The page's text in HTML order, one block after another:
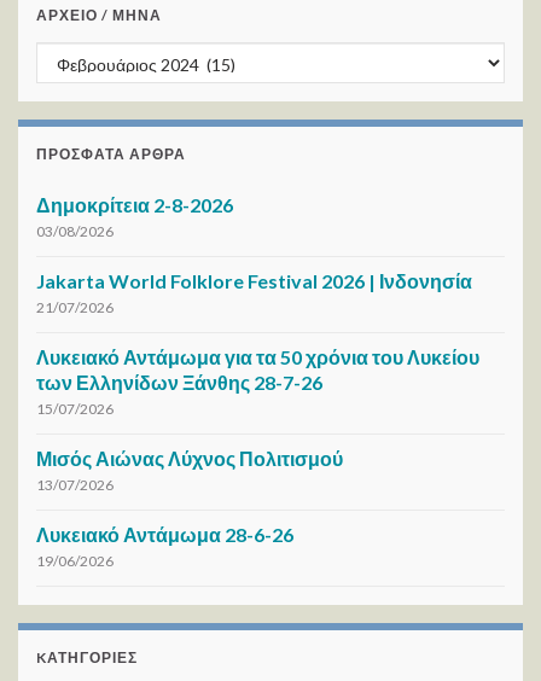
ΑΡΧΕΙΟ / ΜΗΝΑ
ΑΡΧΕΙΟ / ΜΗΝΑ
ΠΡΌΣΦΑΤΑ ΆΡΘΡΑ
Δημοκρίτεια 2-8-2026
03/08/2026
Jakarta World Folklore Festival 2026 | Ινδονησία
21/07/2026
Λυκειακό Αντάμωμα για τα 50 χρόνια του Λυκείου
των Ελληνίδων Ξάνθης 28-7-26
15/07/2026
Μισός Αιώνας Λύχνος Πολιτισμού
13/07/2026
Λυκειακό Αντάμωμα 28-6-26
19/06/2026
KΑΤΗΓΟΡΊΕΣ